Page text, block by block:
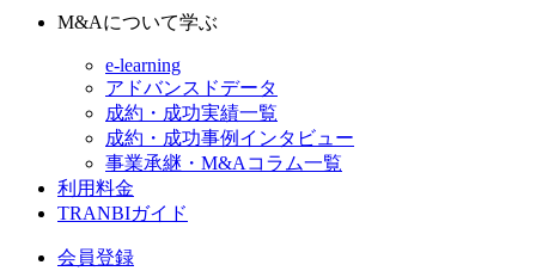
M&Aについて学ぶ
e-learning
アドバンスドデータ
成約・成功実績一覧
成約・成功事例インタビュー
事業承継・M&Aコラム一覧
利用料金
TRANBIガイド
会員登録